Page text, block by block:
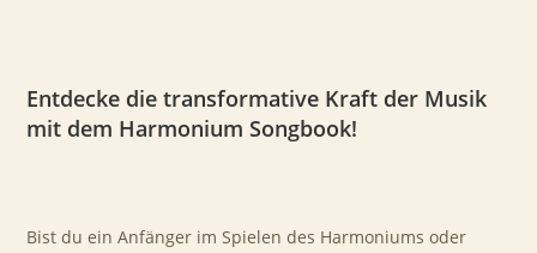
Entdecke die transformative Kraft der Musik
mit dem Harmonium Songbook!
Bist du ein Anfänger im Spielen des Harmoniums oder